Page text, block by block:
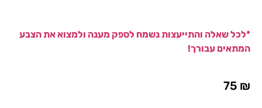
*לכל שאלה והתייעצות נשמח לספק מענה ולמצוא את הצבע
המתאים עבורך!
75 ₪